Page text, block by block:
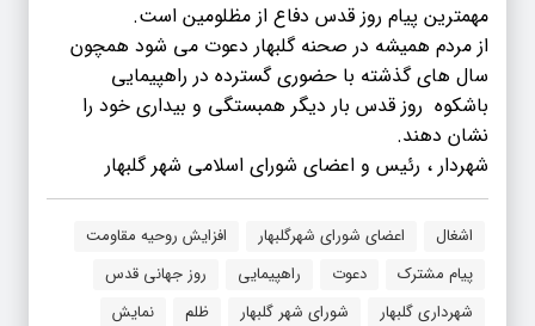
مهمترین پیام روز قدس دفاع از مظلومین است.
از مردم همیشه در صحنه گلبهار دعوت می شود همچون
سال های گذشته با حضوری گسترده در راهپیمایی
باشکوه روز قدس بار دیگر همبستگی و بیداری خود را
نشان دهند.
شهردار ، رئیس و اعضای شورای اسلامی شهر گلبهار
اشغال اعضای شورای شهرگلبهار
افزایش روحیه مقاومت
پیام مشترک
دعوت راهپیمایی
روز جهانی قدس
شهرداری گلبهار
شورای شهر گلبهار ظلم
نمایش